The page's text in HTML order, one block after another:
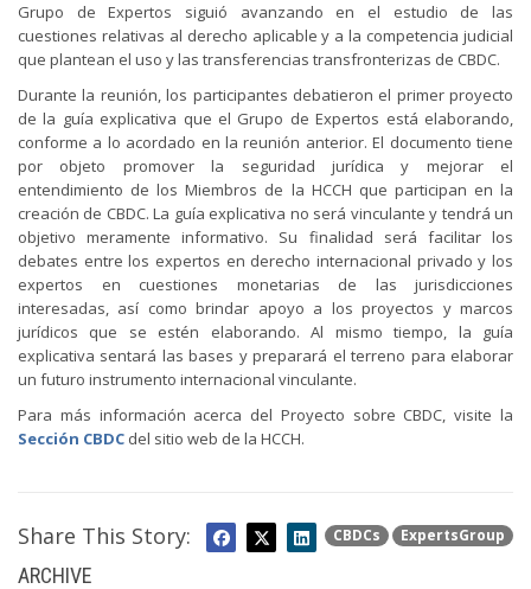
Grupo de Expertos siguió avanzando en el estudio de las
cuestiones relativas al derecho aplicable y a la competencia judicial
que plantean el uso y las transferencias transfronterizas de CBDC.
Durante la reunión, los participantes debatieron el primer proyecto
de la guía explicativa que el Grupo de Expertos está elaborando,
conforme a lo acordado en la reunión anterior. El documento tiene
por objeto promover la seguridad jurídica y mejorar el
entendimiento de los Miembros de la HCCH que participan en la
creación de CBDC. La guía explicativa no será vinculante y tendrá un
objetivo meramente informativo. Su finalidad será facilitar los
debates entre los expertos en derecho internacional privado y los
expertos en cuestiones monetarias de las jurisdicciones
interesadas, así como brindar apoyo a los proyectos y marcos
jurídicos que se estén elaborando. Al mismo tiempo, la guía
explicativa sentará las bases y preparará el terreno para elaborar
un futuro instrumento internacional vinculante.
Para más información acerca del Proyecto sobre CBDC, visite la
Sección CBDC del sitio web de la HCCH.
CBDCs ExpertsGroup
Share This Story:
ARCHIVE